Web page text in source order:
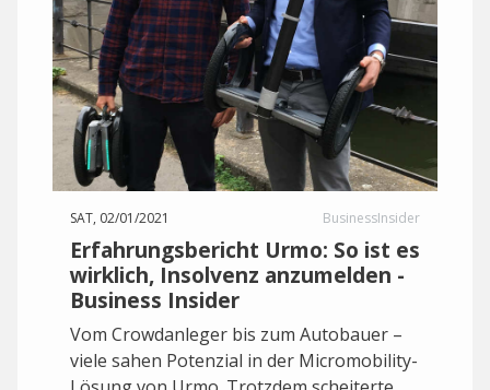
SAT, 02/01/2021 BusinessInsider
Erfahrungsbericht Urmo: So ist es
wirklich, Insolvenz anzumelden -
Business Insider
Vom Crowdanleger bis zum Autobauer –
viele sahen Potenzial in der Micromobility-